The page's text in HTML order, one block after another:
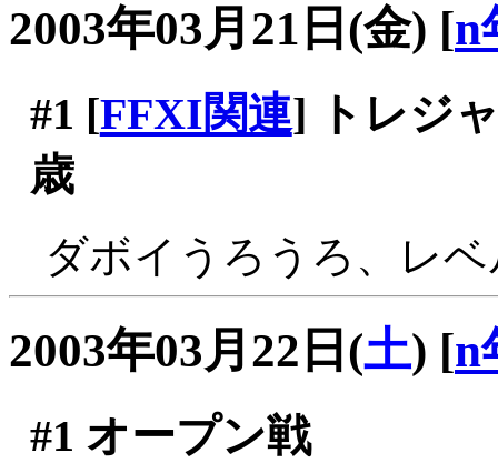
2003年03月21日(金) [n
#1 [FFXI関連] トレジ
歳
ダボイうろうろ、レ
2003年03月22日(土) [n
#1 オープン戦